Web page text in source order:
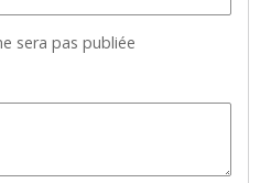
sera pas publiée